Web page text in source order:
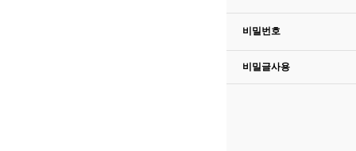
비밀번호
비밀글사용